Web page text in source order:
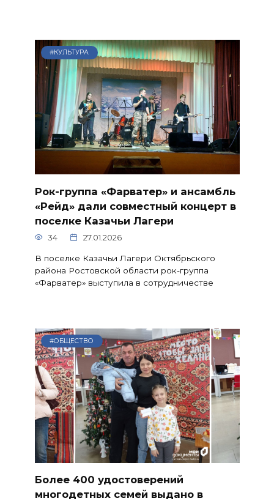
#КУЛЬТУРА
Рок-группа «Фарватер» и ансамбль
«Рейд» дали совместный концерт в
поселке Казачьи Лагери
34 27.01.2026
В поселке Казачьи Лагери Октябрьского
района Ростовской области рок-группа
«Фарватер» выступила в сотрудничестве
#ОБЩЕСТВО
Более 400 удостоверений
многодетных семей выдано в